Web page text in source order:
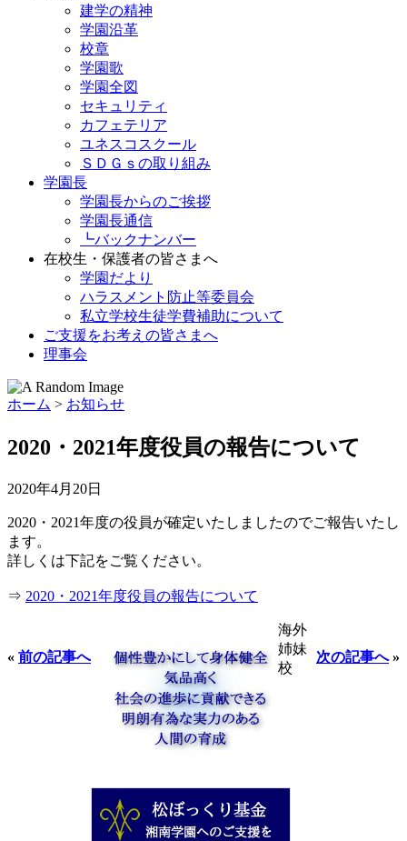
建学の精神
学園沿革
校章
学園歌
学園全図
セキュリティ
カフェテリア
ユネスコスクール
ＳＤＧｓの取り組み
学園長
学園長からのご挨拶
学園長通信
┗バックナンバー
在校生・保護者の皆さまへ
学園だより
ハラスメント防止等委員会
私立学校生徒学費補助について
ご支援をお考えの皆さまへ
理事会
ホーム > お知らせ
2020・2021年度役員の報告について
2020年4月20日
2020・2021年度の役員が確定いたしましたのでご報告いたし
ます。
詳しくは下記をご覧ください。
⇒ 2020・2021年度役員の報告について
« 前の記事へ 次の記事へ»
海外
姉妹
校